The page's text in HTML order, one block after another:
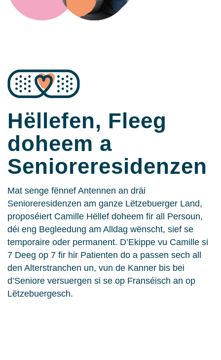
Hëllefen, Fleeg
doheem a
Senioreresidenzen
Mat senge fënnef Antennen an dräi
Senioreresidenzen am ganze Lëtzebuerger Land,
proposéiert Camille Hëllef doheem fir all Persoun,
déi eng Begleedung am Alldag wënscht, sief se
temporaire oder permanent. D’Ekippe vu Camille si
7 Deeg op 7 fir hir Patienten do a passen sech all
den Alterstranchen un, vun de Kanner bis bei
d’Seniore versuergen si se op Franséisch an op
Lëtzebuergesch.